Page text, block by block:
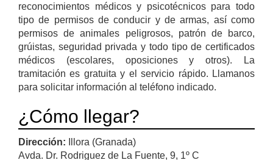
reconocimientos médicos y psicotécnicos para todo
tipo de permisos de conducir y de armas, así como
permisos de animales peligrosos, patrón de barco,
grúistas, seguridad privada y todo tipo de certificados
médicos (escolares, oposiciones y otros). La
tramitación es gratuita y el servicio rápido. Llamanos
para solicitar información al teléfono indicado.
¿Cómo llegar?
Dirección:
Illora (Granada)
Avda. Dr. Rodriguez de La Fuente, 9, 1º C